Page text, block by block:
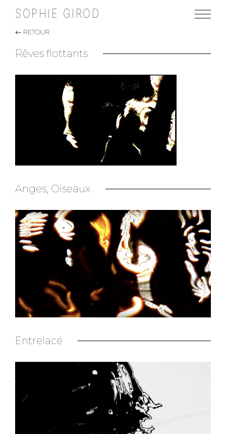
SOPHIE GIROD
RETOUR
Rêves flottants
Anges, Oiseaux
Entrelacé